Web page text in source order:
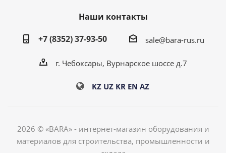
Наши контакты
+7 (8352) 37-93-50
sale@bara-rus.ru
г. Чебоксары, Вурнарское шоссе д.7
KZ UZ KR EN AZ
2026 © «BARA» - интернет-магазин оборудования и
материалов для строительства, промышленности и